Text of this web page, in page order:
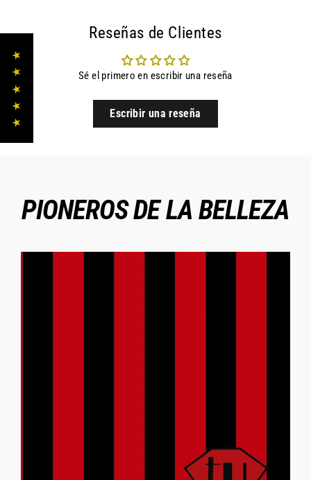
Reseñas de Clientes
Sé el primero en escribir una reseña
Escribir una reseña
PIONEROS DE LA BELLEZA
★ ★ ★ ★ ★